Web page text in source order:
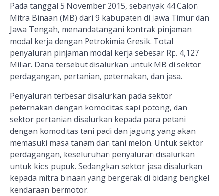
Pada tanggal 5 November 2015, sebanyak 44 Calon
Mitra Binaan (MB) dari 9 kabupaten di Jawa Timur dan
Jawa Tengah, menandatangani kontrak pinjaman
modal kerja dengan Petrokimia Gresik. Total
penyaluran pinjaman modal kerja sebesar Rp. 4,127
Miliar. Dana tersebut disalurkan untuk MB di sektor
perdagangan, pertanian, peternakan, dan jasa.
Penyaluran terbesar disalurkan pada sektor
peternakan dengan komoditas sapi potong, dan
sektor pertanian disalurkan kepada para petani
dengan komoditas tani padi dan jagung yang akan
memasuki masa tanam dan tani melon. Untuk sektor
perdagangan, keseluruhan penyaluran disalurkan
untuk kios pupuk. Sedangkan sektor jasa disalurkan
kepada mitra binaan yang bergerak di bidang bengkel
kendaraan bermotor.